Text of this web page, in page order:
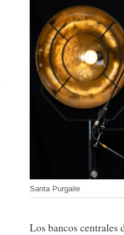
Santa Purgaile
Los bancos centrales